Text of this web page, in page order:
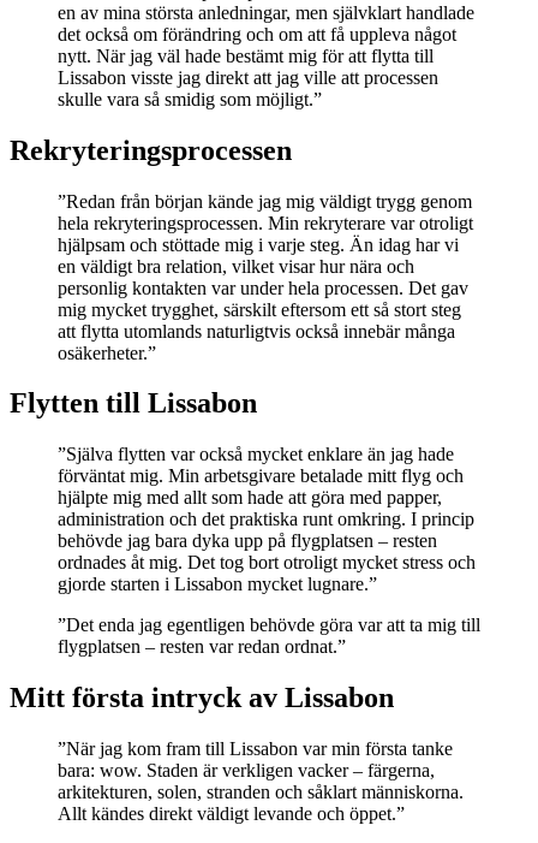
en av mina största anledningar, men självklart handlade
det också om förändring och om att få uppleva något
nytt. När jag väl hade bestämt mig för att flytta till
Lissabon visste jag direkt att jag ville att processen
skulle vara så smidig som möjligt.”
Rekryteringsprocessen
”Redan från början kände jag mig väldigt trygg genom
hela rekryteringsprocessen. Min rekryterare var otroligt
hjälpsam och stöttade mig i varje steg. Än idag har vi
en väldigt bra relation, vilket visar hur nära och
personlig kontakten var under hela processen. Det gav
mig mycket trygghet, särskilt eftersom ett så stort steg
att flytta utomlands naturligtvis också innebär många
osäkerheter.”
Flytten till Lissabon
”Själva flytten var också mycket enklare än jag hade
förväntat mig. Min arbetsgivare betalade mitt flyg och
hjälpte mig med allt som hade att göra med papper,
administration och det praktiska runt omkring. I princip
behövde jag bara dyka upp på flygplatsen – resten
ordnades åt mig. Det tog bort otroligt mycket stress och
gjorde starten i Lissabon mycket lugnare.”
”Det enda jag egentligen behövde göra var att ta mig till
flygplatsen – resten var redan ordnat.”
Mitt första intryck av Lissabon
”När jag kom fram till Lissabon var min första tanke
bara: wow. Staden är verkligen vacker – färgerna,
arkitekturen, solen, stranden och såklart människorna.
Allt kändes direkt väldigt levande och öppet.”